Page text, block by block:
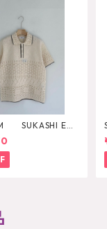
SUKASHI EM
PULLOVER